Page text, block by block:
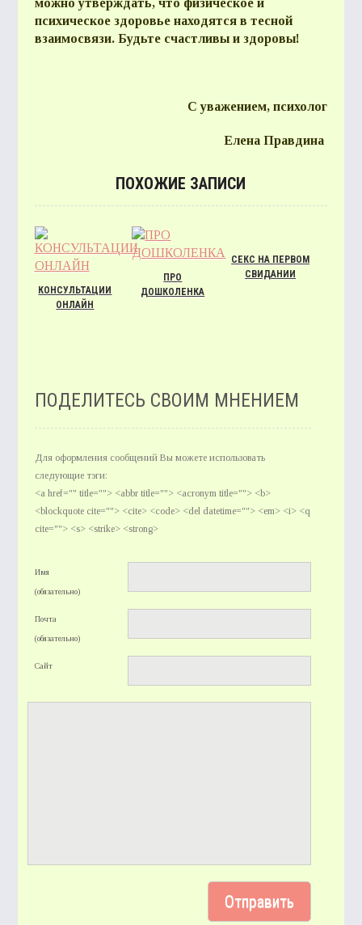
можно утверждать, что физическое и
психическое здоровье находятся в тесной
взаимосвязи. Будьте счастливы и здоровы!
С уважением, психолог
Елена Правдина
ПОХОЖИЕ ЗАПИСИ
КОНСУЛЬТАЦИИ
ОНЛАЙН
ПРО
ДОШКОЛЕНКА
СЕКС НА ПЕРВОМ
СВИДАНИИ
ПОДЕЛИТЕСЬ СВОИМ МНЕНИЕМ
Для оформления сообщений Вы можете использовать
следующие тэги:
<a href="" title=""> <abbr title=""> <acronym title=""> <b>
<blockquote cite=""> <cite> <code> <del datetime=""> <em> <i> <q
cite=""> <s> <strike> <strong>
Имя
(обязательно)
Почта
(обязательно)
Сайт